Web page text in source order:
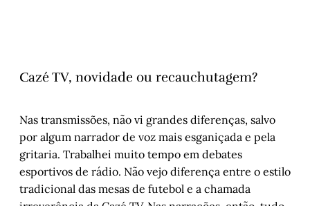
Cazé TV, novidade ou recauchutagem?
Nas transmissões, não vi grandes diferenças, salvo
por algum narrador de voz mais esganiçada e pela
gritaria. Trabalhei muito tempo em debates
esportivos de rádio. Não vejo diferença entre o estilo
tradicional das mesas de futebol e a chamada